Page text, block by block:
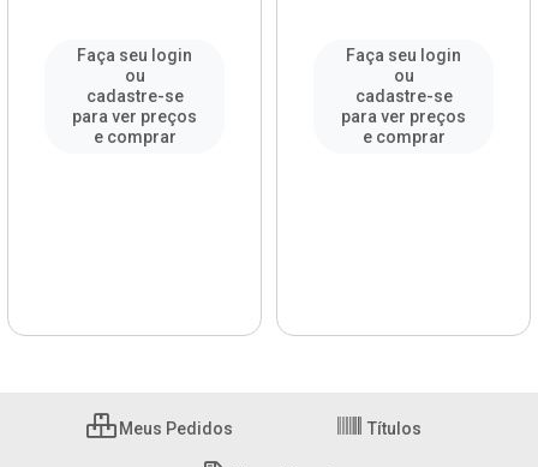
Faça seu login
ou
cadastre-se
para ver preços
e comprar
Faça seu login
ou
cadastre-se
para ver preços
e comprar
Meus Pedidos Títulos